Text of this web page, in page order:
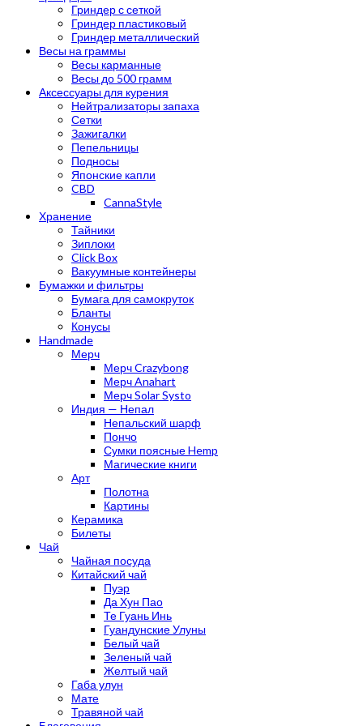
Гриндер с сеткой
Гриндер пластиковый
Гриндер металлический
Весы на граммы
Весы карманные
Весы до 500 грамм
Аксессуары для курения
Нейтрализаторы запаха
Сетки
Зажигалки
Пепельницы
Подносы
Японские капли
CBD
CannaStyle
Хранение
Тайники
Зиплоки
Click Box
Вакуумные контейнеры
Бумажки и фильтры
Бумага для самокруток
Бланты
Конусы
Handmade
Мерч
Мерч Crazybong
Мерч Anahart
Мерч Solar Systo
Индия — Непал
Непальский шарф
Пончо
Сумки поясные Hemp
Магические книги
Арт
Полотна
Картины
Керамика
Билеты
Чай
Чайная посуда
Китайский чай
Пуэр
Да Хун Пао
Те Гуань Инь
Гуандунские Улуны
Белый чай
Зеленый чай
Желтый чай
Габа улун
Мате
Травяной чай